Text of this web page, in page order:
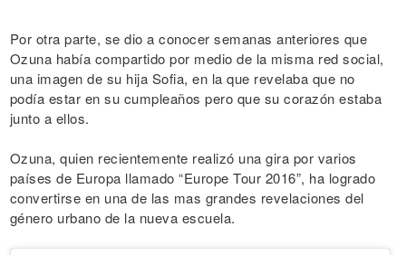
Por otra parte, se dio a conocer semanas anteriores que
Ozuna había compartido por medio de la misma red social,
una imagen de su hija Sofia, en la que revelaba que no
podía estar en su cumpleaños pero que su corazón estaba
junto a ellos.
Ozuna, quien recientemente realizó una gira por varios
países de Europa llamado “Europe Tour 2016”, ha logrado
convertirse en una de las mas grandes revelaciones del
género urbano de la nueva escuela.